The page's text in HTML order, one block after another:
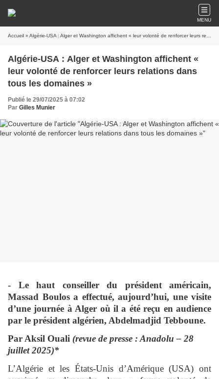
MENU
Accueil » Algérie-USA : Alger et Washington affichent « leur volonté de renforcer leurs relations dans tous les domaines »
Algérie-USA : Alger et Washington affichent «
leur volonté de renforcer leurs relations dans
tous les domaines »
Publié le 29/07/2025 à 07:02
Par Gilles Munier
- Le haut conseiller du président américain,
Massad Boulos a effectué, aujourd’hui, une visite
d’une journée à Alger où il a été reçu en audience
par le président algérien, Abdelmadjid Tebboune.
Par Aksil Ouali (revue de presse : Anadolu – 28
juillet 2025)*
L’Algérie et les États-Unis d’Amérique (USA) ont